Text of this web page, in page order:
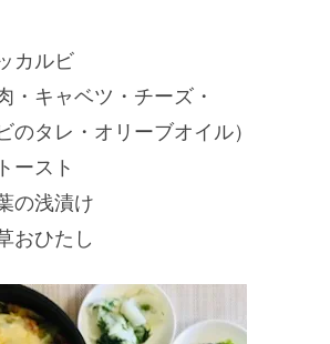
カルビ
・キャベツ・チーズ・
のタレ・オリーブオイル）
ースト
の浅漬け
おひたし